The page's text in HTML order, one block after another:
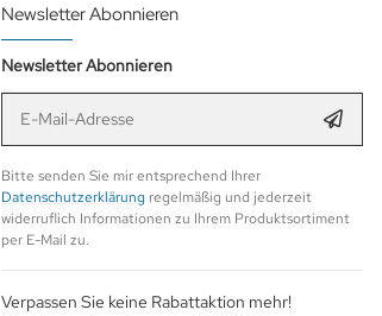
Newsletter Abonnieren
Newsletter Abonnieren
Bitte senden Sie mir entsprechend Ihrer
Datenschutzerklärung regelmäßig und jederzeit
widerruflich Informationen zu Ihrem Produktsortiment
per E-Mail zu.
Verpassen Sie keine Rabattaktion mehr!